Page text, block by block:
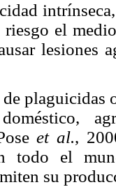
riesgo el
lesiones
plaguicidas
et al.,
todo el
su